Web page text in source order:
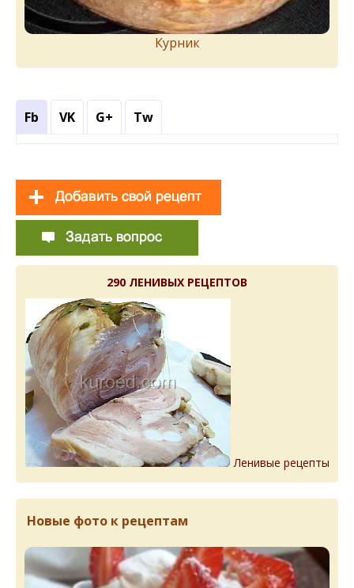
Курник
Fb VK G+ Tw
290 ЛЕНИВЫХ РЕЦЕПТОВ
Ленивые рецепты
Новые фото к рецептам